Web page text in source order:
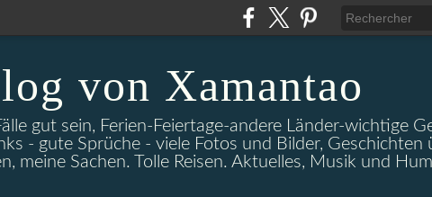
von Xamantao
gut sein, Ferien-Feiertage-andere Länder-wichtige
- gute Sprüche - viele Fotos und Bilder, Geschichten
meine Sachen. Tolle Reisen. Aktuelles, Musik und